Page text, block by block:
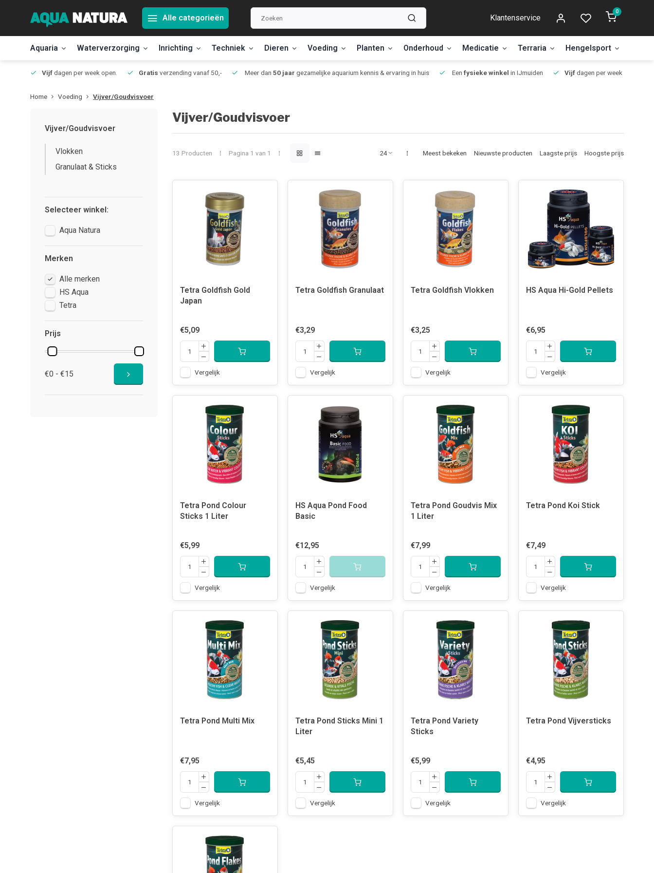
Alle categorieën Klantenservice
0
Aquaria Waterverzorging Inrichting Techniek Dieren Voeding Planten Onderhoud Medicatie Terraria Hengelsport
Vijfdagen per week open. Gratis verzending vanaf 50,- Meer dan 50 jaar gezamelijke aquarium kennis & ervaring in huis Een fysieke winkel in IJmuiden Vijfdagen per week open.
Home Voeding Vijver/Goudvisvoer
Vijver/Goudvisvoer
Vlokken
Granulaat & Sticks
Selecteer winkel:
Aqua Natura
Merken
Alle merken
HS Aqua
Tetra
Prijs
€0 - €15
Vijver/Goudvisvoer
13 Producten Pagina 1 van 1 Meest bekeken Nieuwste producten Laagste prijs Hoogste prijs
Tetra Goldfish Gold
Japan
€5,09
Vergelijk
Tetra Goldfish Granulaat
€3,29
Vergelijk
Tetra Goldfish Vlokken
€3,25
Vergelijk
HS Aqua Hi-Gold Pellets
€6,95
Vergelijk
Tetra Pond Colour
Sticks 1 Liter
€5,99
Vergelijk
HS Aqua Pond Food
Basic
€12,95
Vergelijk
Tetra Pond Goudvis Mix
1 Liter
€7,99
Vergelijk
Tetra Pond Koi Stick
€7,49
Vergelijk
Tetra Pond Multi Mix
€7,95
Vergelijk
Tetra Pond Sticks Mini 1
Liter
€5,45
Vergelijk
Tetra Pond Variety
Sticks
€5,99
Vergelijk
Tetra Pond Vijversticks
€4,95
Vergelijk